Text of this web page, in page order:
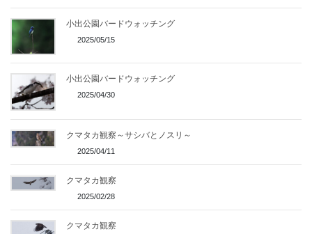
小出公園バードウォッチング
2025/05/15
小出公園バードウォッチング
2025/04/30
クマタカ観察～サシバとノスリ～
2025/04/11
クマタカ観察
2025/02/28
クマタカ観察